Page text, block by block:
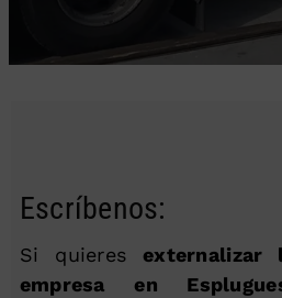
Escríbenos:
Si quieres
empresa en